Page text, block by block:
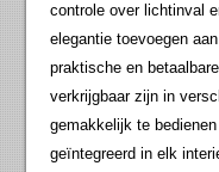
controle over lichtinval
elegantie toevoegen
praktische en
verkrijgbaar zijn in
gemakkelijk te
geïntegreerd in elk